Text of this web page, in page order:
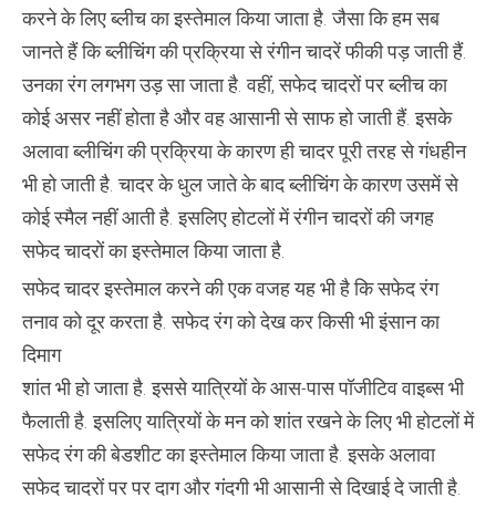
करने के लिए ब्लीच का इस्तेमाल किया जाता है. जैसा कि हम सब
जानते हैं कि ब्लीचिंग की प्रक्रिया से रंगीन चादरें फीकी पड़ जाती हैं.
उनका रंग लगभग उड़ सा जाता है. वहीं, सफेद चादरों पर ब्लीच का
कोई असर नहीं होता है और वह आसानी से साफ हो जाती हैं. इसके
अलावा ब्लीचिंग की प्रक्रिया के कारण ही चादर पूरी तरह से गंधहीन
भी हो जाती है. चादर के धुल जाते के बाद ब्लीचिंग के कारण उसमें से
कोई स्मैल नहीं आती है. इसलिए होटलों में रंगीन चादरों की जगह
सफेद चादरों का इस्तेमाल किया जाता है.
सफेद चादर इस्तेमाल करने की एक वजह यह भी है कि सफेद रंग
तनाव को दूर करता है. सफेद रंग को देख कर किसी भी इंसान का
दिमाग
शांत भी हो जाता है. इससे यात्रियों के आस-पास पॉजीटिव वाइब्स भी
फैलाती है. इसलिए यात्रियों के मन को शांत रखने के लिए भी होटलों में
सफेद रंग की बेडशीट का इस्तेमाल किया जाता है. इसके अलावा
सफेद चादरों पर पर दाग और गंदगी भी आसानी से दिखाई दे जाती है.